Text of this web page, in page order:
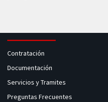
Contratación
Documentación
Servicios y Tramites
Preguntas Frecuentes